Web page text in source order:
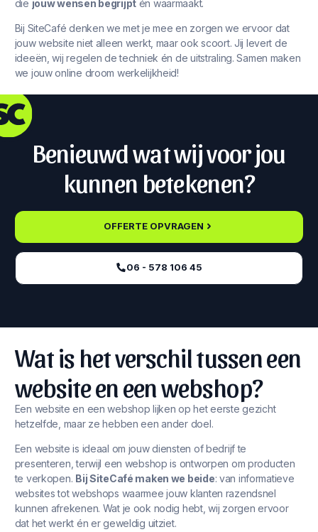
die jouw wensen begrijpt én waarmaakt.
Bij SiteCafé denken we met je mee en zorgen we ervoor dat
jouw website niet alleen werkt, maar ook scoort. Jij levert de
ideeën, wij regelen de techniek én de uitstraling. Samen maken
we jouw online droom werkelijkheid!
Benieuwd wat wij voor jou
kunnen betekenen?
OFFERTE OPVRAGEN
06 - 578 106 45‬
Wat is het verschil tussen een
website en een webshop?
Een website en een webshop lijken op het eerste gezicht
hetzelfde, maar ze hebben een ander doel.
Een website is ideaal om jouw diensten of bedrijf te
presenteren, terwijl een webshop is ontworpen om producten
te verkopen. Bij SiteCafé maken we beide: van informatieve
websites tot webshops waarmee jouw klanten razendsnel
kunnen afrekenen. Wat je ook nodig hebt, wij zorgen ervoor
dat het werkt én er geweldig uitziet.